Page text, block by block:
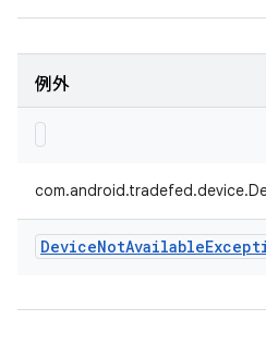
例外
DeviceNotAvailable